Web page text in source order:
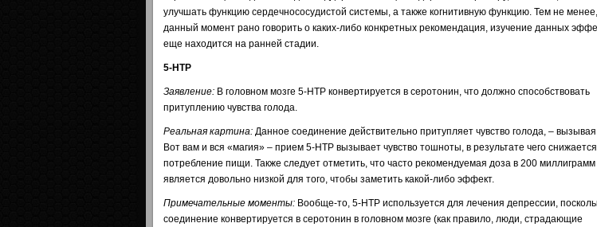
улучшать функцию сердечнососудистой системы, а также когнитивную функцию. Тем не
данный момент рано говорить о каких-либо конкретных рекомендация, изучение данных
еще находится на ранней стадии.
5-HTP
Заявление: В головном мозге 5-HTP конвертируется в серотонин, что должно способствовать
притуплению чувства голода.
Реальная картина: Данное соединение действительно притупляет чувство голода, –
Вот вам и вся «магия» – прием 5-HTP вызывает чувство тошноты, в результате чего снижается
потребление пищи. Также следует отметить, что часто рекомендуемая доза в 200 миллиграмм
является довольно низкой для того, чтобы заметить какой-либо эффект.
Примечательные моменты: Вообще-то, 5-HTP используется для лечения депрессии,
соединение конвертируется в серотонин в головном мозге (как правило, люди, страдающие